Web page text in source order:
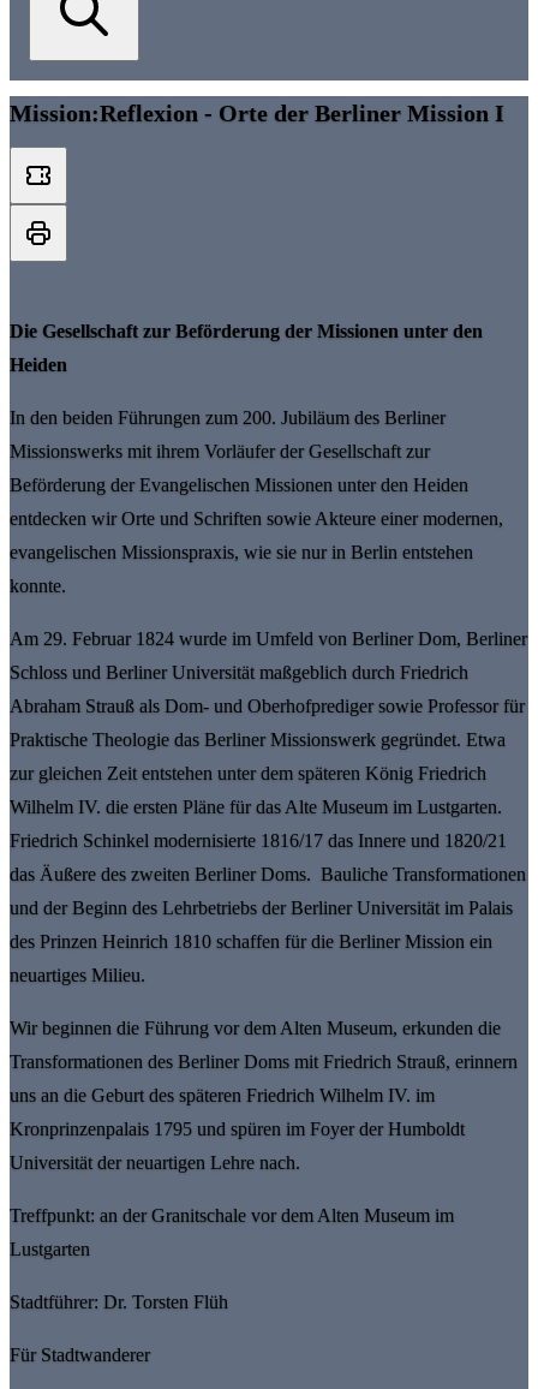
Mission:Reflexion - Orte der Berliner Mission I
Die Gesellschaft zur Beförderung der Missionen unter den
Heiden
In den beiden Führungen zum 200. Jubiläum des Berliner
Missionswerks mit ihrem Vorläufer der Gesellschaft zur
Beförderung der Evangelischen Missionen unter den Heiden
entdecken wir Orte und Schriften sowie Akteure einer modernen,
evangelischen Missionspraxis, wie sie nur in Berlin entstehen
konnte.
Am 29. Februar 1824 wurde im Umfeld von Berliner Dom, Berliner
Schloss und Berliner Universität maßgeblich durch Friedrich
Abraham Strauß als Dom- und Oberhofprediger sowie Professor für
Praktische Theologie das Berliner Missionswerk gegründet. Etwa
zur gleichen Zeit entstehen unter dem späteren König Friedrich
Wilhelm IV. die ersten Pläne für das Alte Museum im Lustgarten.
Friedrich Schinkel modernisierte 1816/17 das Innere und 1820/21
das Äußere des zweiten Berliner Doms. Bauliche Transformationen
und der Beginn des Lehrbetriebs der Berliner Universität im Palais
des Prinzen Heinrich 1810 schaffen für die Berliner Mission ein
neuartiges Milieu.
Wir beginnen die Führung vor dem Alten Museum, erkunden die
Transformationen des Berliner Doms mit Friedrich Strauß, erinnern
uns an die Geburt des späteren Friedrich Wilhelm IV. im
Kronprinzenpalais 1795 und spüren im Foyer der Humboldt
Universität der neuartigen Lehre nach.
Treffpunkt: an der Granitschale vor dem Alten Museum im
Lustgarten
Stadtführer: Dr. Torsten Flüh
Für Stadtwanderer